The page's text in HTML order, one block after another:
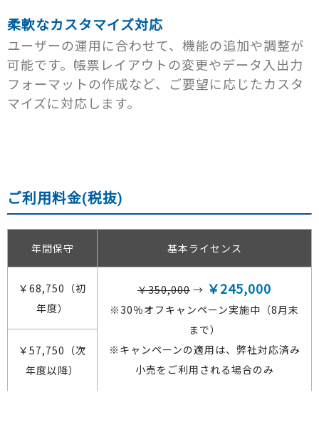
ーション、コープさっぽろ、コモディイイダ、コノミ
ヤ大阪、コノミヤ東海、CGC、サミット、山陽マルナ
カ、成城石井、セルバ、生鮮市場グループ、サンエ
ー、サンダイコー、サンユー、サンユーストアー、サ
ンベルクス、サンプラザ、サンリブ、三徳、シェルガ
ーデン、島田屋、主婦の店赤穂、ジョイ、静岡CGC、
静鉄ストア、塩原屋、食品の店おおた、セイコーマー
大黒物流チェーン、大黒天物産、ダイシン百貨店、ダ
イユー、タイヨー、テキサス、テラタ、デリシア、天
満屋ストア、東海CGC、東急ストア、東宝企業、東武
ストア、豊島屋、トップ、トライアル、なかむら、ナ
ーディ、花正、光洋、平和堂、ビバホーム、ヒバリ
ヤ、富士シティオ、不二屋、フードウェイ、フジ、フ
スタイル、フレスタ、フレッセイ、PLANT、ベイシ
ア、ベルク、ホクノー、北陸CGC、ホクレン、北雄ラ
ッキー、ボンベルタ、まいばすけっと、マイヤ、マキ
ットスーパー、ルミエール(三角商事)、ロヂャース、
ワークマンン
柔軟なカスタマイズ対応
ユーザーの運用に合わせて、機能の追加や調整が
可能です。帳票レイアウトの変更やデータ入出力
フォーマットの作成など、ご要望に応じたカスタ
マイズに対応します。
ご利用料金(税抜)
年間保守 基本ライセンス
￥68,750（初
年度）
￥350,000 → ￥245,000
※30％オフキャンペーン実施中（8月末
まで）
※キャンペーンの適用は、弊社対応済み
小売をご利用される場合のみ
￥57,750（次
年度以降）